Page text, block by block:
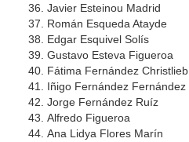
Javier Esteinou Madrid
Román Esqueda Atayde
Edgar Esquivel Solís
Gustavo Esteva Figueroa
Fátima Fernández Christlieb
Iñigo Fernández Fernández
Jorge Fernández Ruíz
Alfredo Figueroa
Ana Lidya Flores Marín